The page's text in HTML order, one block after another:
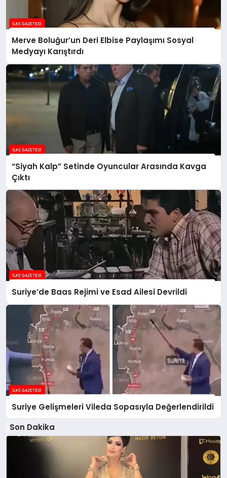
Merve Boluğur’un Deri Elbise Paylaşımı Sosyal
Medyayı Karıştırdı
“Siyah Kalp” Setinde Oyuncular Arasında Kavga
Çıktı
Suriye’de Baas Rejimi ve Esad Ailesi Devrildi
Suriye Gelişmeleri Vileda Sopasıyla Değerlendirildi
Son Dakika